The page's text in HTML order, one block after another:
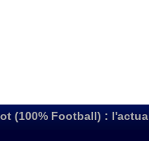
(100% Football) :